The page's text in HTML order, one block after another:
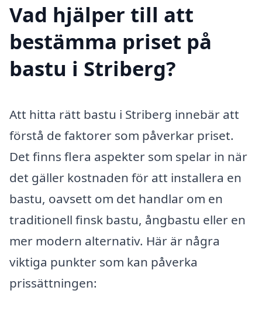
Vad hjälper till att
bestämma priset på
bastu i Striberg?
Att hitta rätt bastu i Striberg innebär att
förstå de faktorer som påverkar priset.
Det finns flera aspekter som spelar in när
det gäller kostnaden för att installera en
bastu, oavsett om det handlar om en
traditionell finsk bastu, ångbastu eller en
mer modern alternativ. Här är några
viktiga punkter som kan påverka
prissättningen: